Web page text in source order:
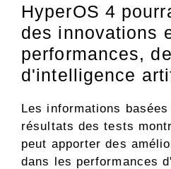
HyperOS 4
des innovations
performances,
d'intelligence
Les informations
résultats des tests
peut apporter des
dans les performances